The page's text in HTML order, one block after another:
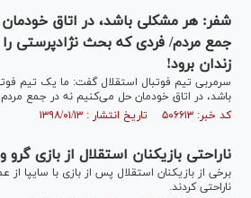
شفر: هر مشکلی باشد، در اتاق
جمع مردم/ فردی که بحث نژادپرستی را
زندان برود!
سرمربی تیم فوتبال استقلال گفت: ما یک تیم
باشد، در اتاق خودمان حل می‌کنیم نه در جمع مردم.
کد خبر: ۵۰۶۶۱۳ تاریخ انتشار : ۱۳۹۸/۰۱/۱۳
ناراحتی بازیکنان استقلال از بازی گرو و
برخی از بازیکنان استقلال پس از بازی با سایپا از
ناراحتی کردند.